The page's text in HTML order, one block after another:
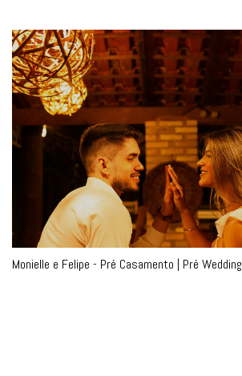
Monielle e Felipe - Pré Casamento | Pré Wedding